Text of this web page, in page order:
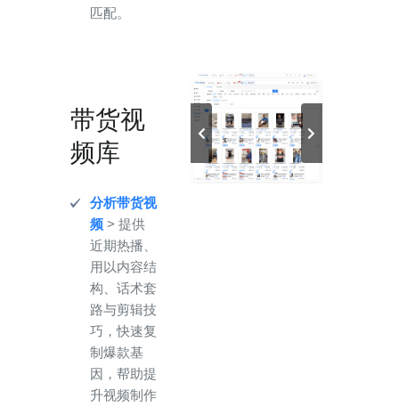
匹配。
带货视
频库
分析带货视
频 > 提供
近期热播、
用以内容结
构、话术套
路与剪辑技
巧，快速复
制爆款基
因，帮助提
升视频制作